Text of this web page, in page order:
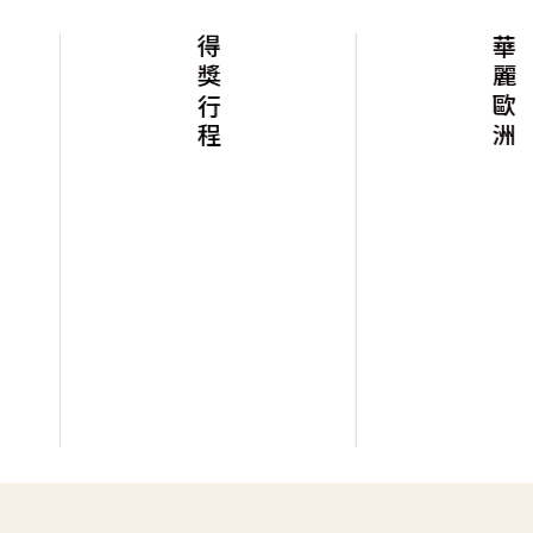
得獎行程 華麗歐洲